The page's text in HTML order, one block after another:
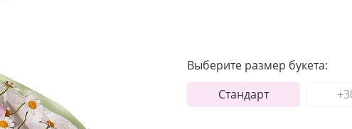
Выберите размер букета:
Стандарт